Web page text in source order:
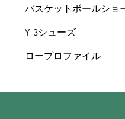
バスケットボールショ
Y-3シューズ
ロープロファイル